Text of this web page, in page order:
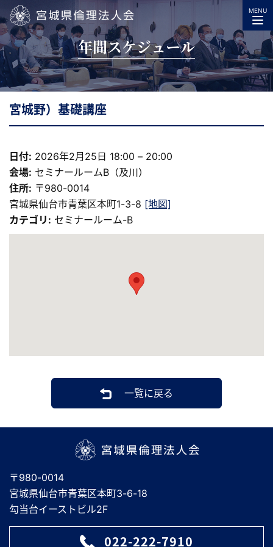
宮城県倫理法人会
MENU
年間スケジュール
宮城野）基礎講座
日付: 2026年2月25日 18:00 – 20:00
会場: セミナールームB（及川）
住所: 〒980-0014
宮城県仙台市青葉区本町1-3-8 [地図]
カテゴリ: セミナールーム-B
一覧に戻る
〒980-0014
宮城県仙台市青葉区本町3-6-18
勾当台イーストビル2F
022-222-7910